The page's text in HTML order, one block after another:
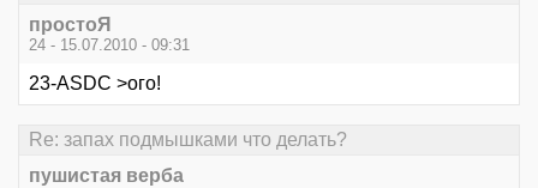
простоЯ
24 - 15.07.2010 - 09:31
23-ASDC >ого!
Re: запах подмышками что делать?
пушистая верба